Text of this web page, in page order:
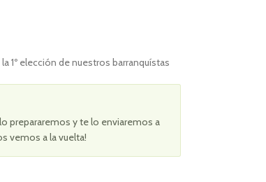
1º elección de nuestros barranquístas
prepararemos y te lo enviaremos a
vemos a la vuelta!